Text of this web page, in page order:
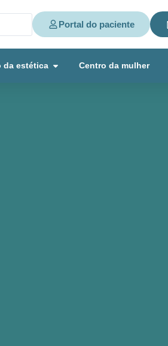
Portal do paciente
da estética Centro da mulher